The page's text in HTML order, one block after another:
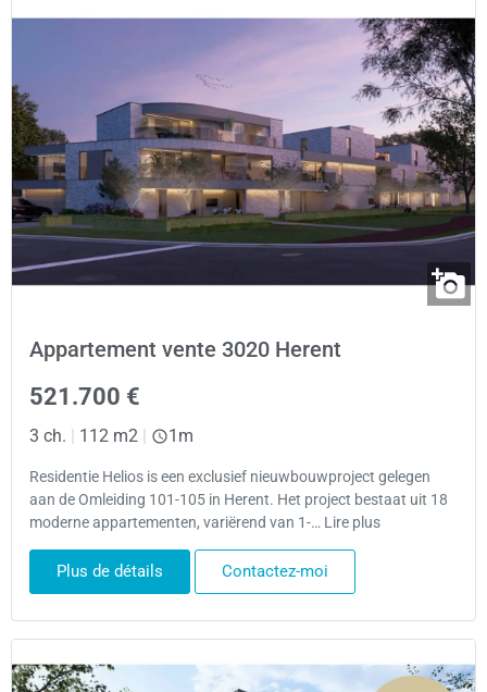
Appartement vente 3020 Herent
521.700 €
3 ch. 112 m2 1m
Residentie Helios is een exclusief nieuwbouwproject gelegen
aan de Omleiding 101-105 in Herent. Het project bestaat uit 18
moderne appartementen, variërend van 1-… Lire plus
Plus de détails Contactez-moi